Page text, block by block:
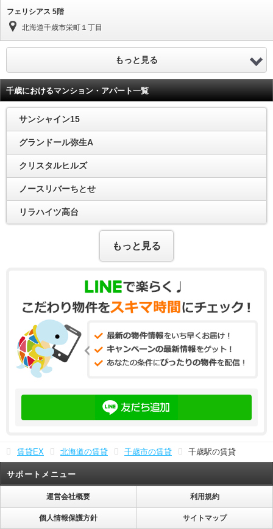
フェリシアス 5階
北海道千歳市栄町１丁目
もっと見る
千歳におけるマンション・アパート一覧
サンシャイン15
グランドール弥生A
クリスタルヒルズ
ノースリバーちとせ
リラハイツ高台
もっと見る
賃貸EX 北海道の賃貸 千歳市の賃貸 千歳駅の賃貸
サポートメニュー
運営会社概要 利用規約
個人情報保護方針 サイトマップ